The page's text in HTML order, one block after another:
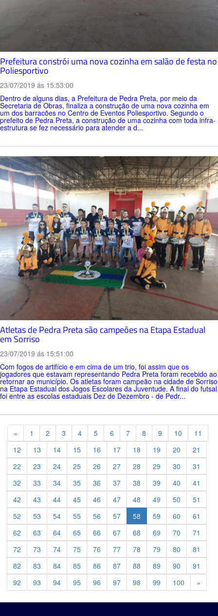
Prefeitura constrói uma nova cozinha em salão de festa no
Poliesportivo
23/07/2019 ás 15:53:00
Dentro de alguns dias, a Prefeitura de Pedra Preta, por meio da
Secretaria de Obras, finaliza a construção de uma nova cozinha em
um dos barracões no Centro de Eventos Poliesportivo. Segundo o
prefeito de Pedra Preta, a construção de uma cozinha com toda infra-
estrutura se fez necessário para atender a d...
Atletas de Pedra Preta são campeões na Etapa Estadual
em Sorriso
23/07/2019 ás 15:51:00
Com fogos de artifício e em cima de um trio, foi assim que os
jogadores que estavam representando Pedra Preta foram recebido ao
retornar ao município. Os atletas foram campeão na cidade de Sorriso
na Etapa Estadual dos Jogos Escolares da Juventude. A final do futsal
foi entre as escolas estaduais Dez de Dezembro - de Pedr...
« Previous
1 2 3 4 5 6 7 8 9 10
11
12
13 14 15 16 17 18 19 20
21
22
23 24 25 26 27 28 29 30
31
32
33 34 35 36 37 38 39 40
41
42
43 44 45 46 47 48 49 50
51
52
53 54 55 56 57 58 59 60
61
62
63 64 65 66 67 68 69 70
71
72
73 74 75 76 77 78 79 80
81
82
83 84 85 86 87 88 89 90
91
92
93 94 95 96 97 98 99 100 »